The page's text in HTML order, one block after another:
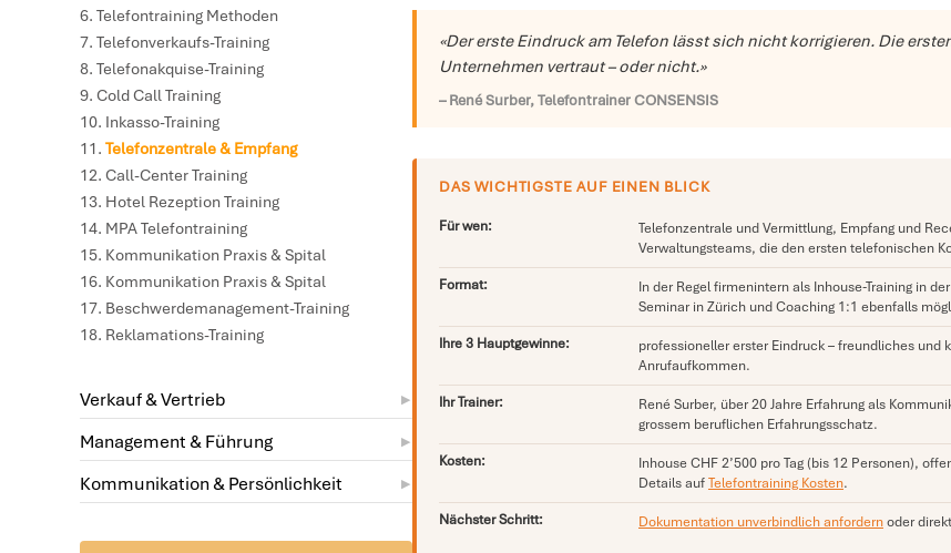
Telefontraining Methoden
Telefonverkaufs-Training
Telefonakquise-Training
Cold Call Training
Inkasso-Training
Telefonzentrale & Empfang
Call-Center Training
Hotel Rezeption Training
MPA Telefontraining
Kommunikation Praxis & Spital
Kommunikation Praxis & Spital
Beschwerdemanagement-Training
Reklamations-Training
Verkauf & Vertrieb
Management & Führung
Kommunikation & Persönlichkeit
«Der erste Eindruck am Telefon lässt sich nicht korrigieren. Die
Unternehmen vertraut – oder nicht.»
– René Surber, Telefontrainer CONSENSIS
DAS WICHTIGSTE AUF EINEN BLICK
Für wen:
Telefonzentrale und Vermittlung, Empfang und
Verwaltungsteams, die den ersten telefonischen
Format:
In der Regel firmenintern als Inhouse-Training in
Seminar in Zürich und Coaching 1:1 ebenfalls
Ihre 3 Hauptgewinne:
professioneller erster Eindruck – freundliches
Anrufaufkommen.
Ihr Trainer:
René Surber, über 20 Jahre Erfahrung als
grossem beruflichen Erfahrungsschatz.
Kosten:
Inhouse CHF 2’500 pro Tag (bis 12 Personen),
Details aufTelefontraining Kosten.
Nächster Schritt: Dokumentation unverbindlich anfordernoder